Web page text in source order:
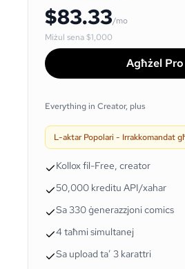
$83.33/mo
Miżul sena$1,000
Agħżel Pro
Everything in Creator, plus
L-aktar Popolari - Irrakkomandat
Kollox fil-Free, creator
50,000 kreditu API/xahar
Sa 330 ġenerazzjoni comics
4 taħmi simultanej
Sa upload ta’ 3 karattri